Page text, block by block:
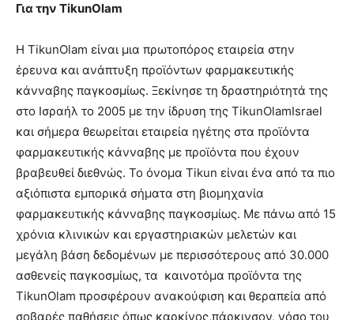
Για την TikunOlam
Η TikunOlam είναι μια πρωτοπόρος εταιρεία στην
έρευνα και ανάπτυξη προϊόντων φαρμακευτικής
κάνναβης παγκοσμίως. Ξεκίνησε τη δραστηριότητά της
στο Ισραήλ το 2005 με την ίδρυση της TikunOlamIsrael
και σήμερα θεωρείται εταιρεία ηγέτης στα προϊόντα
φαρμακευτικής κάνναβης με προϊόντα που έχουν
βραβευθεί διεθνώς. Το όνομα Tikun είναι ένα από τα πιο
αξιόπιστα εμπορικά σήματα στη βιομηχανία
φαρμακευτικής κάνναβης παγκοσμίως. Με πάνω από 15
χρόνια κλινικών και εργαστηριακών μελετών και
μεγάλη βάση δεδομένων με περισσότερους από 30.000
ασθενείς παγκοσμίως, τα καινοτόμα προϊόντα της
TikunOlam προσφέρουν ανακούφιση και θεραπεία από
σοβαρές παθήσεις όπως καρκίνος,πάρκινσον, νόσο του